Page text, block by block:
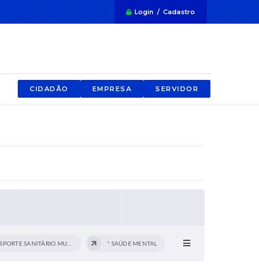
Login / Cadastro
CIDADÃO EMPRESA SERVIDOR
* SAÚDE MENTAL